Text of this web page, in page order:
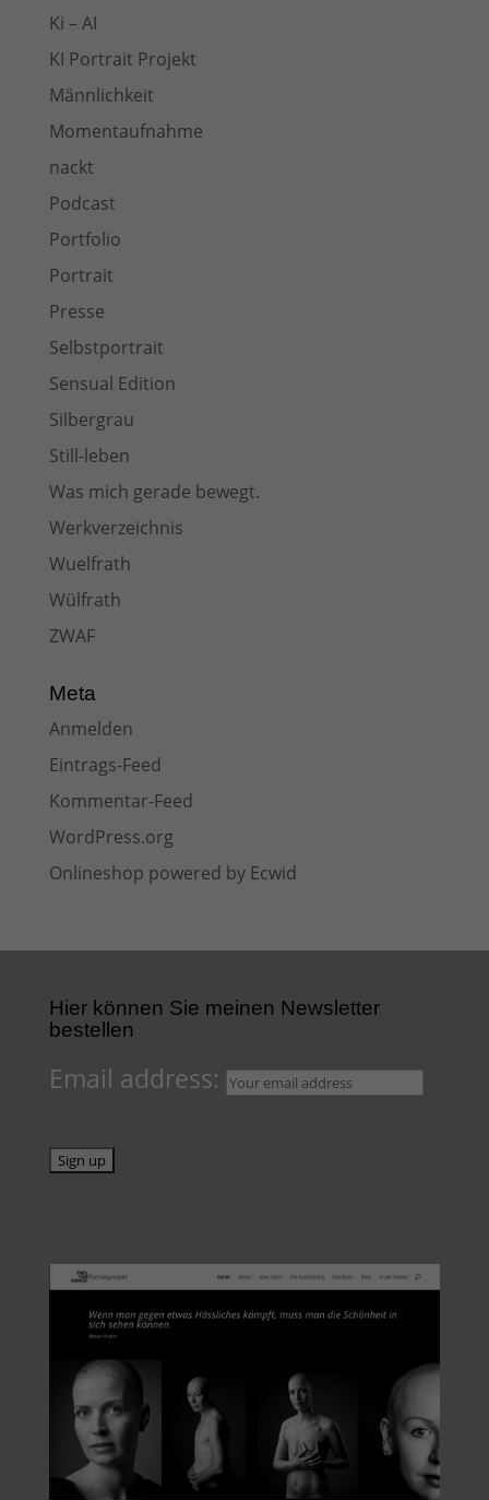
Ki – AI
KI Portrait Projekt
Männlichkeit
Momentaufnahme
nackt
Podcast
Portfolio
Portrait
Presse
Selbstportrait
Sensual Edition
Silbergrau
Still-leben
Was mich gerade bewegt.
Werkverzeichnis
Wuelfrath
Wülfrath
ZWAF
Meta
Anmelden
Eintrags-Feed
Kommentar-Feed
WordPress.org
Onlineshop powered by Ecwid
Hier können Sie meinen Newsletter
bestellen
Email address: